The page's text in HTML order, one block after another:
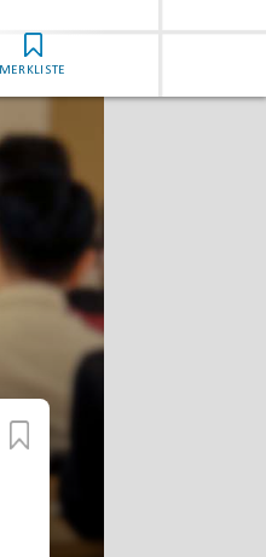
MERKLISTE